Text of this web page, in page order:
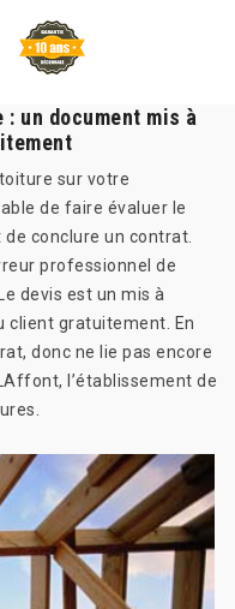
un document mis à
sur votre
de faire évaluer le
conclure un contrat.
professionnel de
devis est un mis à
client gratuitement. En
donc ne lie pas encore
l’établissement de